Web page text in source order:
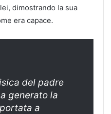
dimostrando la sua
era capace.
del padre
generato la
a